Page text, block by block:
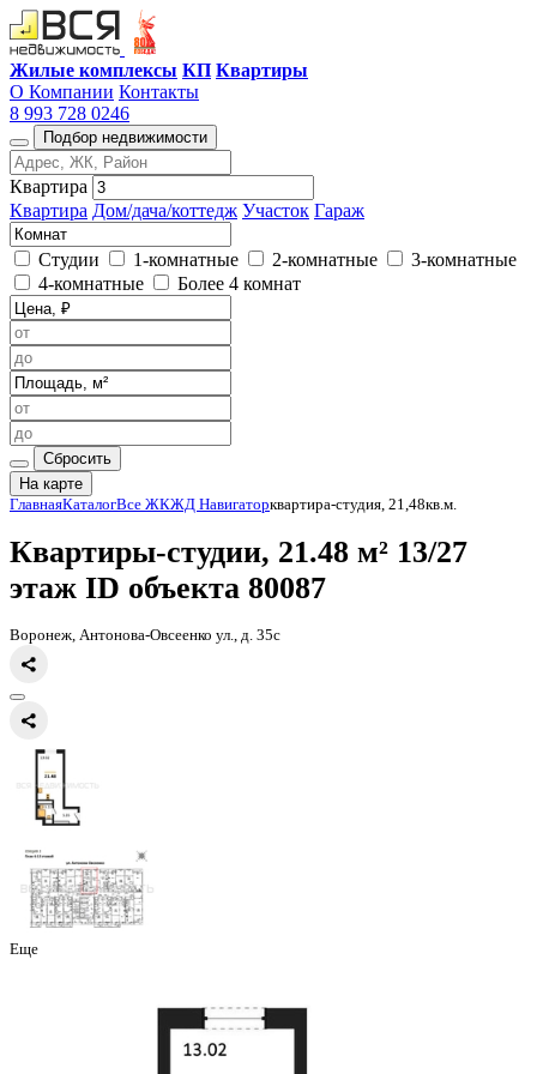
Жилые комплексы КП Квартиры
О Компании Контакты
8 993 728 0246
Подбор недвижимости
Квартира
Квартира Дом/дача/коттедж Участок Гараж
Студии 1-комнатные 2-комнатные
3-комнатные
4-комнатные
Более 4 комнат
Сбросить
На карте
Главная КаталогВсе ЖК ЖД Навигатор
Квартиры-студии, 21.48 м²
этаж
Воронеж, Антонова-Овсеенко ул., д. 35с